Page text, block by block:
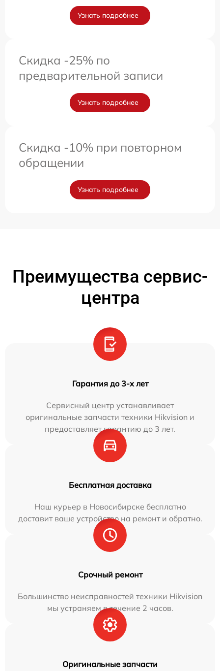
Узнать подробнее
Скидка -25% по
предварительной записи
Узнать подробнее
Скидка -10% при повторном
обращении
Узнать подробнее
Преимущества сервис-
центра
Гарантия до 3-х лет
Сервисный центр устанавливает
оригинальные запчасти техники Hikvision и
предоставляет гарантию до 3 лет.
Бесплатная доставка
Наш курьер в Новосибирске бесплатно
доставит ваше устройство на ремонт и обратно.
Срочный ремонт
Большинство неисправностей техники Hikvision
мы устраняем в течение 2 часов.
Оригинальные запчасти